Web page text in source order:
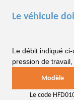
Le véhicule
Le débit indiqué
pression de
Modèle
Le code